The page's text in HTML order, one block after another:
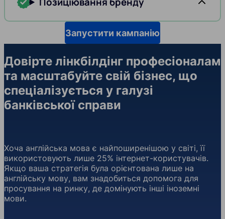
Запустити кампанію
Довірте лінкбілдінг професіоналам
та масштабуйте свій бізнес, що
спеціалізується у галузі
банківської справи
Хоча англійська мова є найпоширенішою у світі, її
використовують лише 25% інтернет-користувачів.
Якщо ваша стратегія була орієнтована лише на
англійську мову, вам знадобиться допомога для
просування на ринку, де домінують інші іноземні
мови.